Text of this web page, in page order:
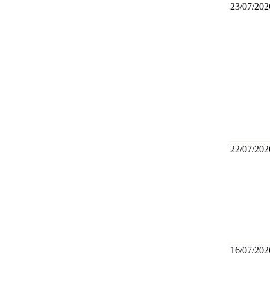
23/07/
22/07/
16/07/